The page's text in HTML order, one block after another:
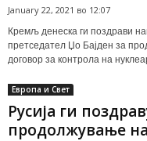
January 22, 2021 во 12:07
Кремљ денеска ги поздрави
претседател Џо Бајден за
договор за контрола на
Европа и Свет
Русија ги
продолжување